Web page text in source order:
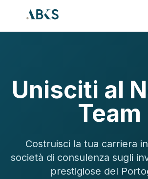
Unisciti al
Team
Costruisci la tua carriera
società di consulenza sugli
prestigiose del